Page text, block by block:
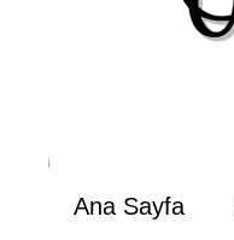
Ana Sayfa